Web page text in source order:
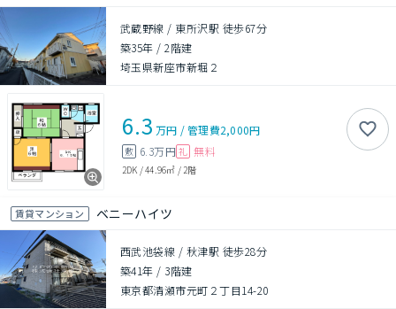
武蔵野線 / 東所沢駅 徒歩67分
築35年 /2階建
埼玉県新座市新堀２
6.3 万円 /管理費2,000円
敷 6.3万円 礼 無料
2DK /44.96㎡ / 2階
賃貸マンション ベニーハイツ
西武池袋線 / 秋津駅 徒歩28分
築41年 / 3階建
東京都清瀬市元町２丁目14-20